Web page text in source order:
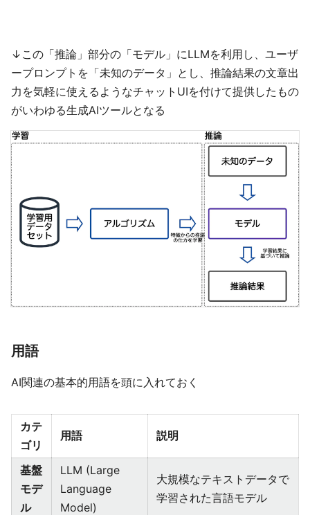
↓この「推論」部分の「モデル」にLLMを利用し、ユーザ
ープロンプトを「未知のデータ」とし、推論結果の文章出
力を気軽に使えるようなチャットUIを付けて提供したもの
がいわゆる生成AIツールとなる
用語
AI関連の基本的用語を頭に入れておく
カテ
ゴリ
用語 説明
基盤
モデ
ル
LLM (Large
Language
Model)
大規模なテキストデータで
学習された言語モデル